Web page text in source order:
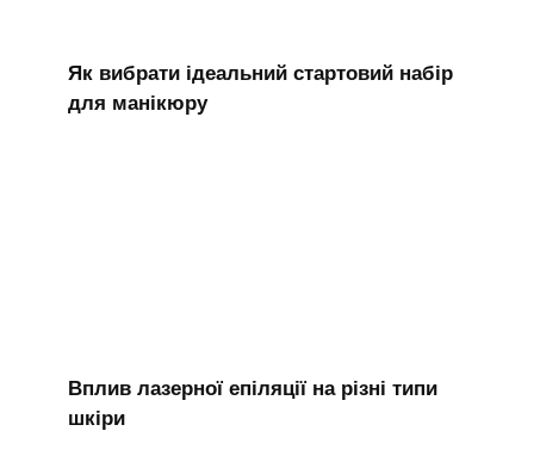
Як вибрати ідеальний стартовий набір
для манікюру
Вплив лазерної епіляції на різні типи
шкіри